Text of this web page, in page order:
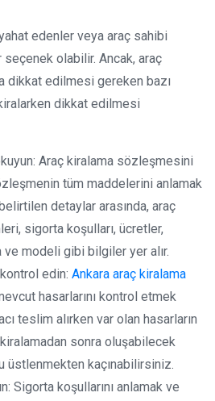
edenler veya araç sahibi
olabilir. Ancak, araç
dikkat edilmesi gereken bazı
dikkat edilmesi
Araç kiralama sözleşmesini
tüm maddelerini anlamak
detaylar arasında, araç
sigorta koşulları, ücretler,
ve modeli gibi bilgiler yer alır.
edin: Ankara araç kiralama
hasarlarını kontrol etmek
teslim alırken var olan hasarların
sonra oluşabilecek
üstlenmekten kaçınabilirsiniz.
Sigorta koşullarını anlamak ve